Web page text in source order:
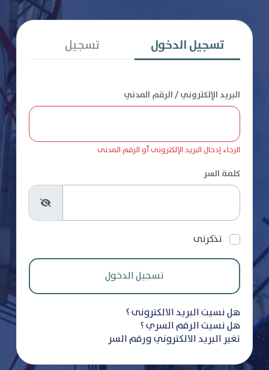
تسجيل الدخول تسجيل
البريد الإلكتروني / الرقم المدني
الرجاء إدخال البريد الإلكترونى أو الرقم المدنى
كلمة السر
تذكرنى
هل نسيت البريد الالكترونى ؟
هل نسيت الرقم السري ؟
تغير البريد الالكتروني ورقم السر